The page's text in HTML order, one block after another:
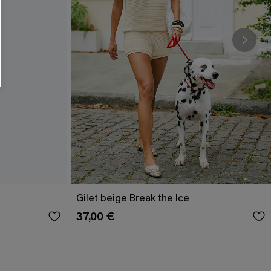
Gilet beige Break the Ice
37,00 €
e-mail di marketing (compresi contenuti
i nostri Termini e condizioni . Potremmo
come i pixel presenti nelle
valutare il livello di coinvolgimento,